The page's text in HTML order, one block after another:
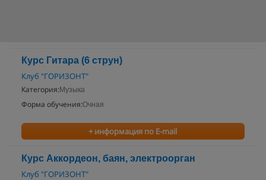
Курс Гитара (6 струн)
Клуб "ГОРИЗОНТ"
Категория: Музыка
Форма обучения:Очная
+ информация по E-mail
Курс Аккордеон, баян, электроорган
Клуб "ГОРИЗОНТ"